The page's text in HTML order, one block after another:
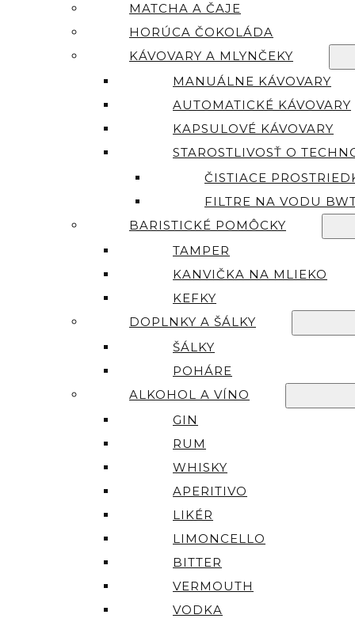
MATCHA A ČAJE
HORÚCA ČOKOLÁDA
KÁVOVARY A MLYNČEKY
MANUÁLNE KÁVOVARY
AUTOMATICKÉ KÁVOVARY
KAPSULOVÉ KÁVOVARY
STAROSTLIVOSŤ O
ČISTIACE
FILTRE NA VODU
BARISTICKÉ POMÔCKY
TAMPER
KANVIČKA NA MLIEKO
KEFKY
DOPLNKY A ŠÁLKY
ŠÁLKY
POHÁRE
ALKOHOL A VÍNO
GIN
RUM
WHISKY
APERITIVO
LIKÉR
LIMONCELLO
BITTER
VERMOUTH
VODKA